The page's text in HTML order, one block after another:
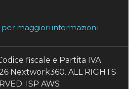
maggiori informazioni
fiscale e Partita IVA
Nextwork360. ALL RIGHTS
ISP AWS